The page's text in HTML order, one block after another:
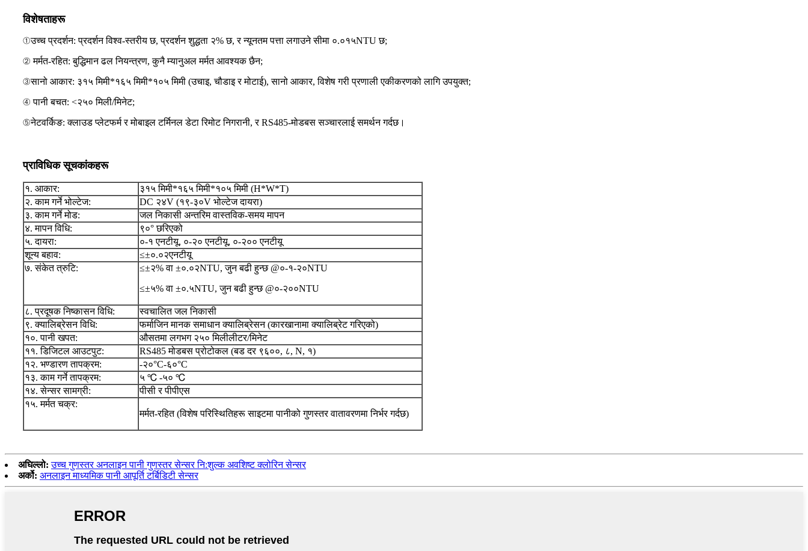
विशेषताहरू
①उच्च प्रदर्शन: प्रदर्शन विश्व-स्तरीय छ, प्रदर्शन शुद्धता २% छ, र न्यूनतम पत्ता लगाउने सीमा ०.०१५NTU छ;
② मर्मत-रहित: बुद्धिमान ढल नियन्त्रण, कुनै म्यानुअल मर्मत आवश्यक छैन;
③सानो आकार: ३१५ मिमी*१६५ मिमी*१०५ मिमी (उचाइ, चौडाइ र मोटाई), सानो आकार, विशेष गरी प्रणाली एकीकरणको लागि उपयुक्त;
④ पानी बचत: <२५० मिली/मिनेट;
⑤नेटवर्किङ: क्लाउड प्लेटफर्म र मोबाइल टर्मिनल डेटा रिमोट निगरानी, ​​र RS485-मोडबस सञ्चारलाई समर्थन गर्दछ।
प्राविधिक सूचकांकहरू
१. आकार:
३१५ मिमी*१६५ मिमी*१०५ मिमी (H*W*T)
२. काम गर्ने भोल्टेज:
DC २४V (१९-३०V भोल्टेज दायरा)
३. काम गर्ने मोड:
जल निकासी अन्तरिम वास्तविक-समय मापन
४. मापन विधि:
९०° छरिएको
५. दायरा:
०-१ एनटीयू, ०-२० एनटीयू, ०-२०० एनटीयू
शून्य बहाव:
≤±०.०२एनटीयू
७. संकेत त्रुटि:
≤±२% वा ±०.०२NTU, जुन बढी हुन्छ @०-१-२०NTU
≤±५% वा ±०.५NTU, जुन बढी हुन्छ @०-२००NTU
८. प्रदूषक निष्कासन विधि:
स्वचालित जल निकासी
९. क्यालिब्रेसन विधि:
फर्माजिन मानक समाधान क्यालिब्रेसन (कारखानामा क्यालिब्रेट गरिएको)
१०. पानी खपत:
औसतमा लगभग २५० मिलीलीटर/मिनेट
११. डिजिटल आउटपुट:
RS485 मोडबस प्रोटोकल (बड दर ९६००, ८, N, १)
१२. भण्डारण तापक्रम:
-२०°C-६०°C
१३. काम गर्ने तापक्रम:
५ ℃ -५० ℃
१४. सेन्सर सामग्री:
पीसी र पीपीएस
१५. मर्मत चक्र:
मर्मत-रहित (विशेष परिस्थितिहरू साइटमा पानीको गुणस्तर वातावरणमा निर्भर गर्दछ)
अघिल्लो: उच्च गुणस्तर अनलाइन पानी गुणस्तर सेन्सर नि:शुल्क अवशिष्ट क्लोरिन सेन्सर
अर्को: अनलाइन माध्यमिक पानी आपूर्ति टर्बिडिटी सेन्सर